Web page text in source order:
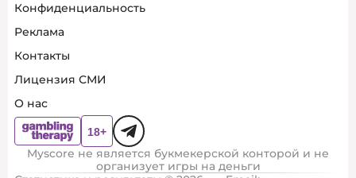
Конфиденциальность
Реклама
Контакты
Лицензия СМИ
О нас
Myscore не является букмекерской конторой и не
организует игры на деньги